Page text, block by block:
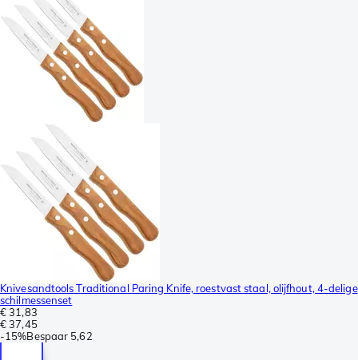
Knivesandtools Traditional Paring Knife, roestvast staal, olijfhout, 4-delige
schilmessenset
€ 31,83
€ 37,45
-15%Bespaar 5,62